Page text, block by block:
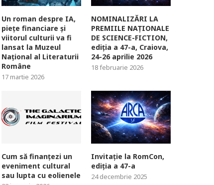
Un roman despre IA,
piețe financiare și
viitorul culturii va fi
lansat la Muzeul
Național al Literaturii
Române
17 martie 2026
NOMINALIZĂRI LA
PREMIILE NAȚIONALE
DE SCIENCE-FICTION,
ediția a 47-a, Craiova,
24-26 aprilie 2026
18 februarie 2026
Cum să finanțezi un
eveniment cultural
sau lupta cu eolienele
Invitație la RomCon,
ediția a 47-a
24 decembrie 2025